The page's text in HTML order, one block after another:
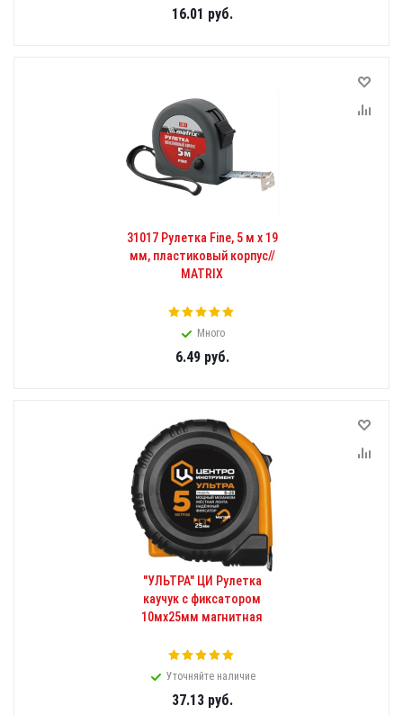
16.01 руб.
31017 Рулетка Fine, 5 м х 19
мм, пластиковый корпус//
MATRIX
Много
6.49руб.
"УЛЬТРА" ЦИ Рулетка
каучук с фиксатором
10мх25мм магнитная
Уточняйте наличие
37.13руб.